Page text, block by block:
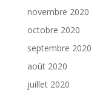
novembre 2020
octobre 2020
septembre 2020
août 2020
juillet 2020